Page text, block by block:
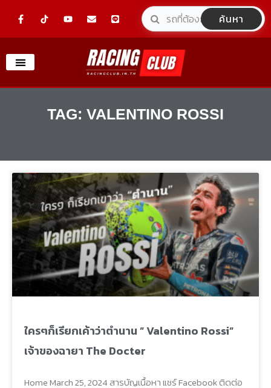
F
a
e
o
o
-
o
t
n
e
l
o
p
e
L
i
e
ค้นหา
TAG: VALENTINO ROSSI
ใครๆก็เรียกเค้าว่าตำนาน ” Valentino Rossi”
เจ้าของฉายา The Docter
Home March 25, 2024 สารบัญเนื้อหา แชร์ Facebook ติดต่อ